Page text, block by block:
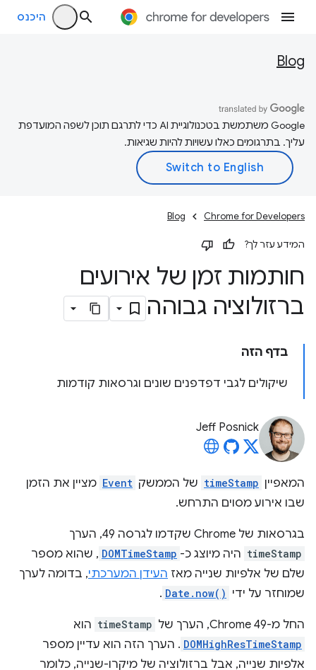
היכנס
Blog
‫Google משתמשת בטכנולוגיית AI כדי לתרגם תוכן לשפה המועדפת
עליך. בתרגומים כאלו עשויות להיות שגיאות.
Chrome for Developers
Blog
המידע עזר לך?
חותמות זמן של אירועים
ברזולוציה גבוהה
בדף הזה
שיקולים לגבי דפדפנים שונים וגרסאות קודמות
Jeff Posnick
המאפיין timeStamp של הממשק Event מציין את הזמן
שבו אירוע מסוים התרחש.
בגרסאות של Chrome שקדמו לגרסה 49, הערך
timeStamp היה מיוצג כ- DOMTimeStamp , שהוא מספר
שלם של אלפיות שנייה מאז העידן המערכתי, בדומה לערך
שמוחזר על ידי Date.now()
.
החל מ-Chrome 49, הערך של timeStamp הוא
DOMHighResTimeStamp . הערך הזה הוא עדיין מספר
אלפיות שנייה, אבל ברזולוציה של מיקרו-שנייה, כלומר